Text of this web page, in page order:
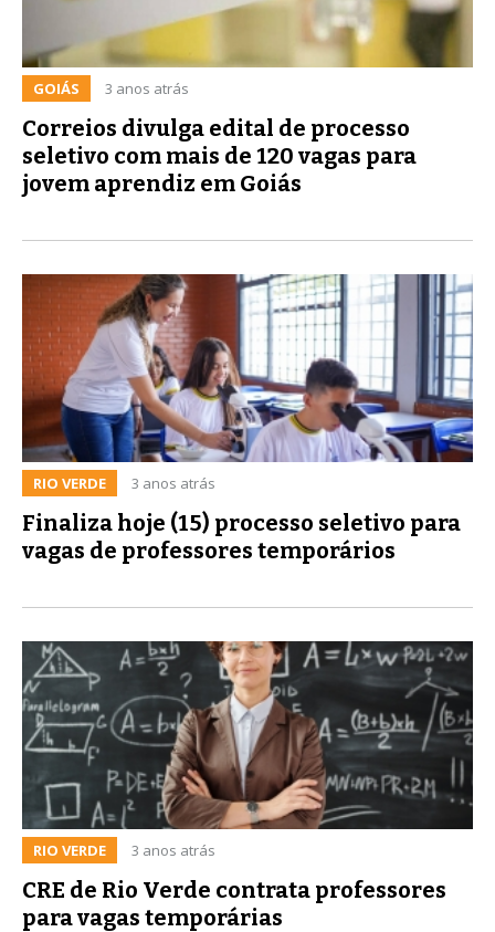
GOIÁS 3 anos atrás
Correios divulga edital de processo
seletivo com mais de 120 vagas para
jovem aprendiz em Goiás
RIO VERDE 3 anos atrás
Finaliza hoje (15) processo seletivo para
vagas de professores temporários
RIO VERDE 3 anos atrás
CRE de Rio Verde contrata professores
para vagas temporárias